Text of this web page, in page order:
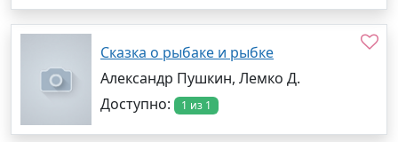
Сказка о рыбаке и рыбке
Александр Пушкин, Лемко Д.
Доступно:
1 из 1